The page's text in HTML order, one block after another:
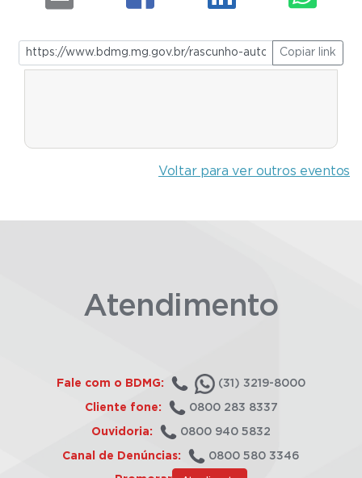
Copiar link
Voltar para ver outros eventos
Atendimento
Fale com o BDMG: (31) 3219-8000
Cliente fone: 0800 283 8337
Ouvidoria: 0800 940 5832
Canal de Denúncias: 0800 580 3346